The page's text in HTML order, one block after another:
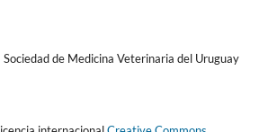
de Medicina Veterinaria del Uruguay